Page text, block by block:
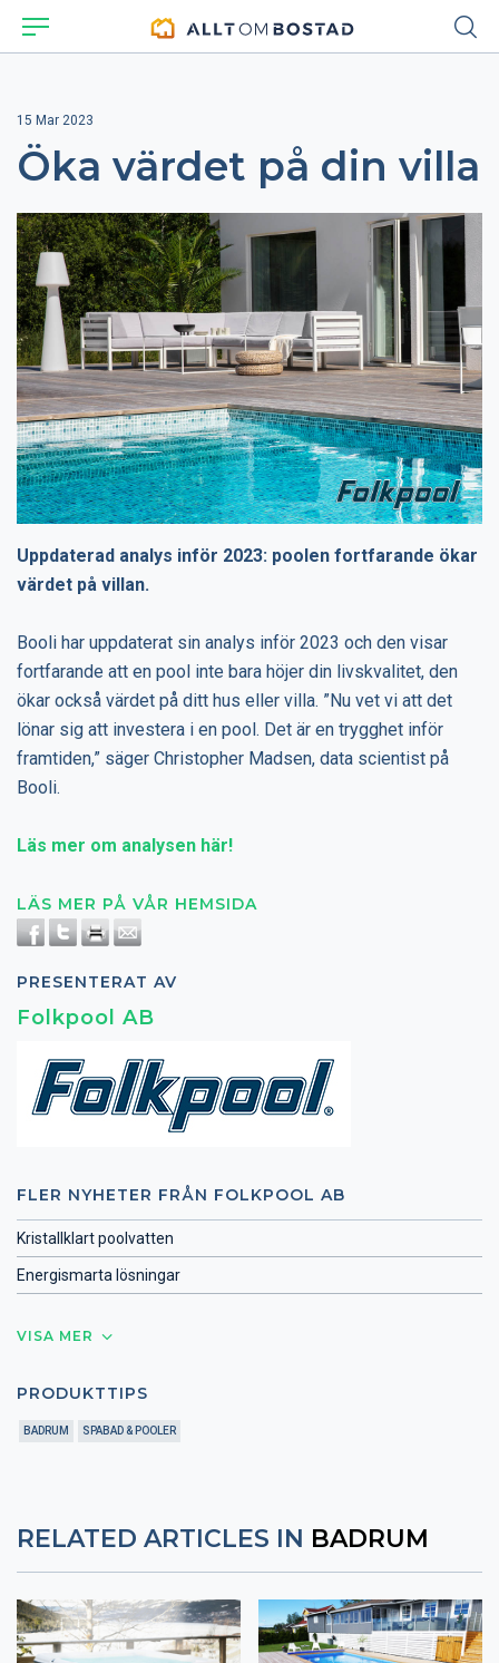
15 Mar 2023
Öka värdet på din villa
Uppdaterad analys inför 2023: poolen fortfarande ökar
värdet på villan.
Booli har uppdaterat sin analys inför 2023 och den visar
fortfarande att en pool inte bara höjer din livskvalitet, den
ökar också värdet på ditt hus eller villa. ”Nu vet vi att det
lönar sig att investera i en pool. Det är en trygghet inför
framtiden,” säger Christopher Madsen, data scientist på
Booli.
Läs mer om analysen här!
LÄS MER PÅ VÅR HEMSIDA
PRESENTERAT AV
Folkpool AB
FLER NYHETER FRÅN FOLKPOOL AB
Kristallklart poolvatten
Energismarta lösningar
VISA MER
PRODUKTTIPS
BADRUM SPABAD & POOLER
RELATED ARTICLES IN BADRUM